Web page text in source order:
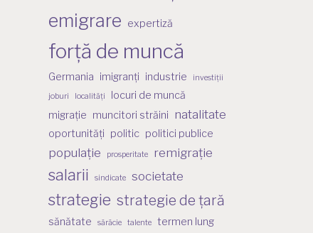
emigrare expertiză
forță de muncă
Germania imigranți industrie
investiții
joburi
localități
locuri de muncă
migrație muncitori străini natalitate
oportunități politic politici publice
populație prosperitate remigrație
salarii sindicate societate
strategie strategie de țară
sănătate sărăcie talente
termen lung